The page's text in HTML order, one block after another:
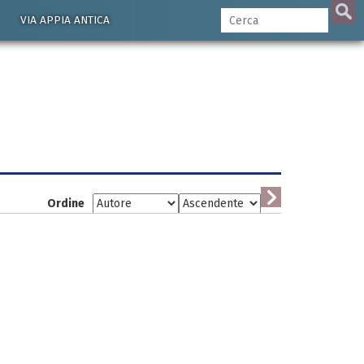
VIA APPIA ANTICA
Ordine